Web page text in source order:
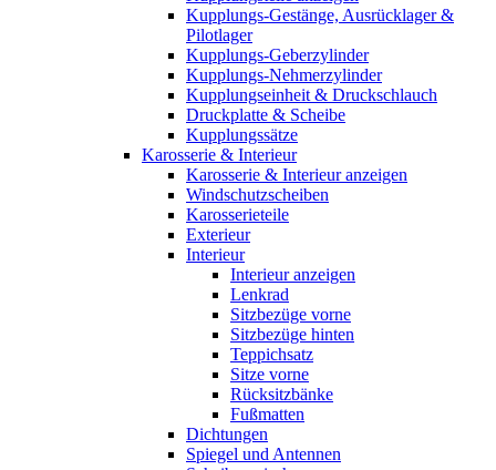
Kupplungs-Gestänge, Ausrücklager &
Pilotlager
Kupplungs-Geberzylinder
Kupplungs-Nehmerzylinder
Kupplungseinheit & Druckschlauch
Druckplatte & Scheibe
Kupplungssätze
Karosserie & Interieur
Karosserie & Interieur anzeigen
Windschutzscheiben
Karosserieteile
Exterieur
Interieur
Interieur anzeigen
Lenkrad
Sitzbezüge vorne
Sitzbezüge hinten
Teppichsatz
Sitze vorne
Rücksitzbänke
Fußmatten
Dichtungen
Spiegel und Antennen